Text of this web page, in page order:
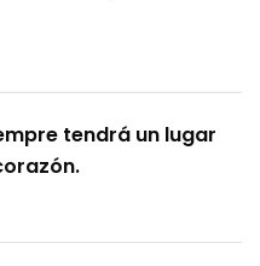
tendrá un lugar